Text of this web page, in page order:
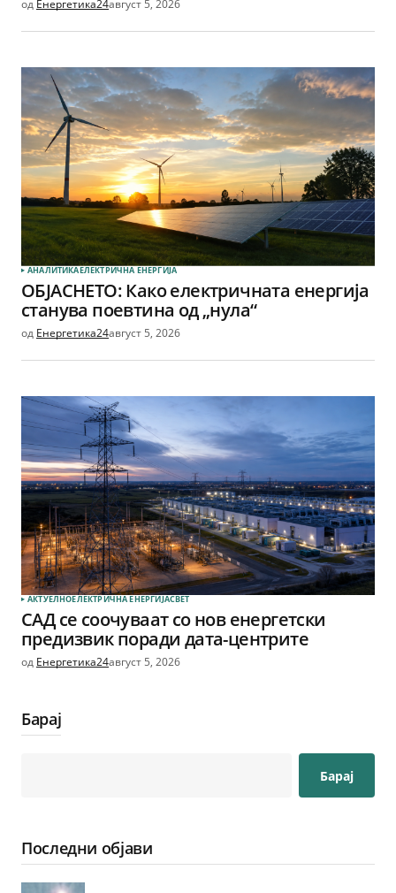
од Енергетика24август 5, 2026
АНАЛИТИКАЕЛЕКТРИЧНА ЕНЕРГИЈА
ОБЈАСНЕТО: Како електричната енергија
станува поевтина од „нула“
од Енергетика24август 5, 2026
АКТУЕЛНОЕЛЕКТРИЧНА ЕНЕРГИЈАСВЕТ
САД се соочуваат со нов енергетски
предизвик поради дата-центрите
од Енергетика24август 5, 2026
Барај
Барај
Последни објави